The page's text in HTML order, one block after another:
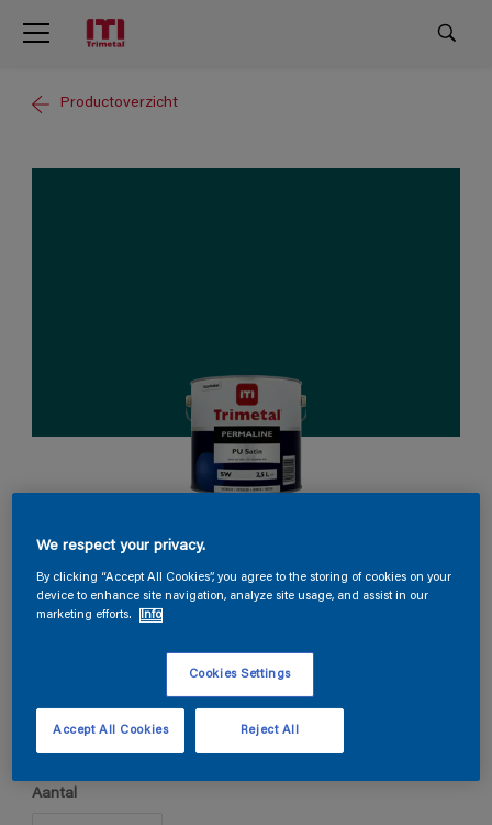
Productoverzicht
Permaline PU Satin
P4.47.23
Verpakkingsgrootte
0,5 L 1 L
Aantal
We respect your privacy.
By clicking “Accept All Cookies”, you agree to the storing of cookies on your
device to enhance site navigation, analyze site usage, and assist in our
marketing efforts.
Info
Cookies Settings
Reject All
Accept All Cookies